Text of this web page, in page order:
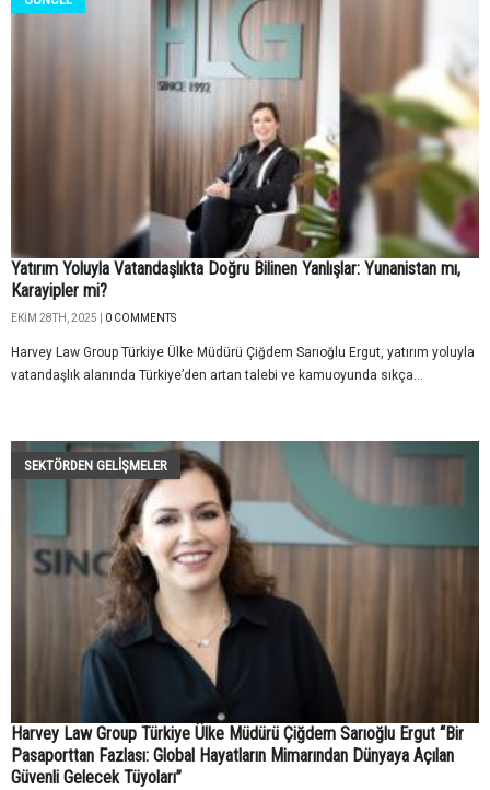
Yatırım Yoluyla Vatandaşlıkta Doğru Bilinen Yanlışlar: Yunanistan mı,
Karayipler mi?
EKIM 28TH, 2025 | 0 COMMENTS
Harvey Law Group Türkiye Ülke Müdürü Çiğdem Sarıoğlu Ergut, yatırım yoluyla
vatandaşlık alanında Türkiye’den artan talebi ve kamuoyunda sıkça...
SEKTÖRDEN GELIŞMELER
Harvey Law Group Türkiye Ülke Müdürü Çiğdem Sarıoğlu Ergut “Bir
Pasaporttan Fazlası: Global Hayatların Mimarından Dünyaya Açılan
Güvenli Gelecek Tüyoları’’